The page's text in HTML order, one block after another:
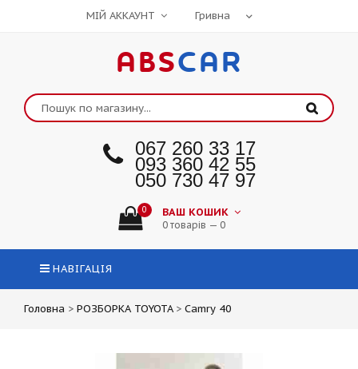
МІЙ АККАУНТ
ABSCAR
067 260 33 17
093 360 42 55
050 730 47 97
0 ВАШ КОШИК
0 товарів — 0
НАВІГАЦІЯ
Головна > РОЗБОРКА TOYOTA > Camry 40